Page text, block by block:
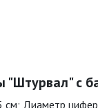
"Штурвал" с
см; Диаметр